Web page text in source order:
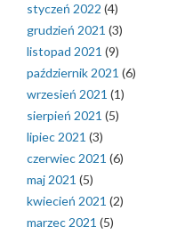
styczeń 2022 (4)
grudzień 2021 (3)
listopad 2021 (9)
październik 2021 (6)
wrzesień 2021 (1)
sierpień 2021 (5)
lipiec 2021 (3)
czerwiec 2021 (6)
maj 2021 (5)
kwiecień 2021 (2)
marzec 2021 (5)